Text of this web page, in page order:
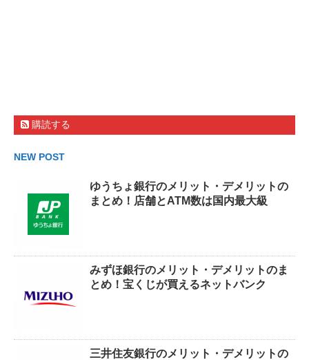
購読する
NEW POST
ゆうちょ銀行のメリット・デメリットの
まとめ！店舗とATM数は国内最大級
みずほ銀行のメリット・デメリットのま
とめ！宝くじが買えるネットバンク
三井住友銀行のメリット・デメリットの